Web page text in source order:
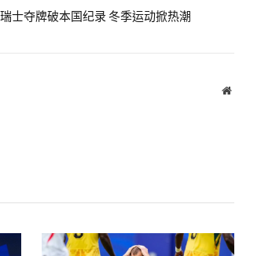
士夺牌破本国纪录 冬季运动掀热潮
Website